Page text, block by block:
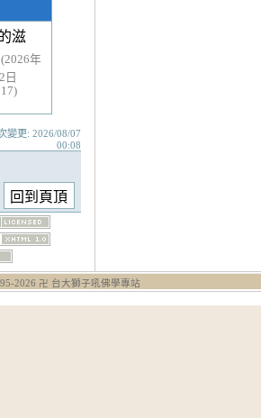
滋
(2026年
日
變更: 2026/08/07
00:08
2026 卍 台大獅子吼佛學專站